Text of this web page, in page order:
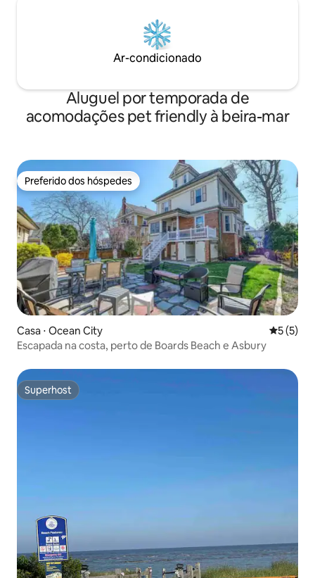
Ar-condicionado
Aluguel por temporada de
acomodações pet friendly à beira-mar
Preferido dos hóspedes
Preferido dos hóspedes
Casa ⋅ Ocean City 5 de
5 (5)
Escapada na costa, perto de Boards Beach e Asbury
Superhost
Superhost